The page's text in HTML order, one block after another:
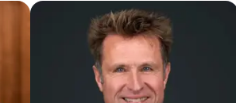
helderheid in lezingen over ethiek,
denken en de tragiek van het menselijk